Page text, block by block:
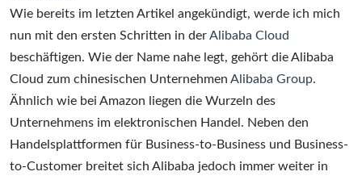
Cloud-
Geschichten
–
Teil
2
–
Alibaba
und
Wie bereits im letzten Artikel angekündigt, werde ich mich
nun mit den ersten Schritten in derAlibaba Cloud
beschäftigen. Wie der Name nahe legt, gehört die Alibaba
Cloud zum chinesischen Unternehmen Alibaba Group.
Ähnlich wie bei Amazon liegen die Wurzeln des
Unternehmens im elektronischen Handel. Neben den
Handelsplattformen für Business-to-Business und Business-
to-Customer breitet sich Alibaba jedoch immer weiter in